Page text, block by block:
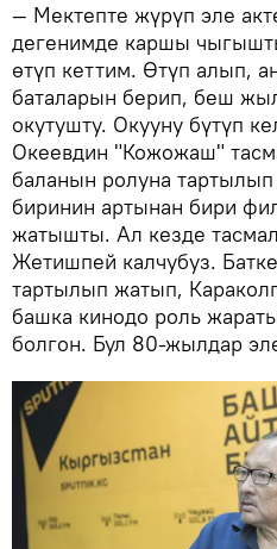
— Мектепте жүрүп эле
дегенимде каршы
өтүп кеттим. Өтүп алып,
баталарын берип, беш
окутушту. Окууну бүтүп
Океевдин "Кожожаш"
баланын ролуна
биринин артынан бири
жатышты. Ал кезде
Жетишпей калчубуз.
тартылып жатып,
башка кинодо роль
болгон. Бул 80-жылдар